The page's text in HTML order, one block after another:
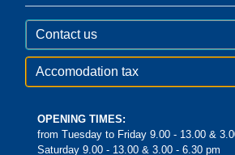
Contact us
Accomodation tax
OPENING TIMES:
from Tuesday to Friday 9.00 - 13.00 &
Saturday 9.00 - 13.00 & 3.00 - 6.30 pm